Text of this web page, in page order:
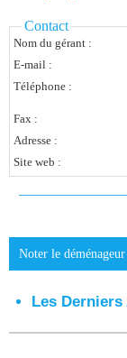
Comment Ça
Quels
Témoignages
Comment
Donnez Votre Avis
Contact
Nom du gérant :
E-mail :
Téléphone :
Fax :
Adresse :
Site web :
Noter le déménageur
Les Derniers